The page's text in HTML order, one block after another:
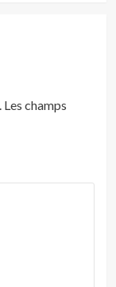
Les champs